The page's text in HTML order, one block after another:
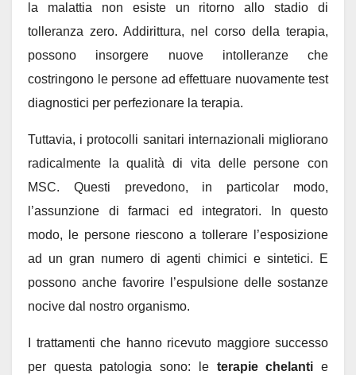
la malattia non esiste un ritorno allo stadio di
tolleranza zero. Addirittura, nel corso della terapia,
possono insorgere nuove intolleranze che
costringono le persone ad effettuare nuovamente test
diagnostici per perfezionare la terapia.
Tuttavia, i protocolli sanitari internazionali migliorano
radicalmente la qualità di vita delle persone con
MSC. Questi prevedono, in particolar modo,
l’assunzione di farmaci ed integratori. In questo
modo, le persone riescono a tollerare l’esposizione
ad un gran numero di agenti chimici e sintetici. E
possono anche favorire l’espulsione delle sostanze
nocive dal nostro organismo.
I trattamenti che hanno ricevuto maggiore successo
per questa patologia sono: le terapie chelanti e